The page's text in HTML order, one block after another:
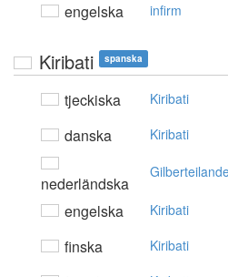
engelska infirm
Kiribati spanska
tjeckiska Kiribati
danska Kiribati
nederländska
engelska Kiribati
finska Kiribati